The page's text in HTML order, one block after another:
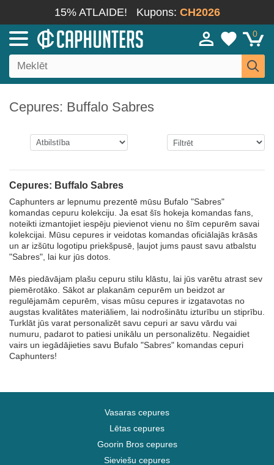
15% ATLAIDE! Kupons: CH2026
0
Cepures: Buffalo Sabres
Cepures: Buffalo Sabres
Caphunters ar lepnumu prezentē mūsu Bufalo "Sabres"
komandas cepuru kolekciju. Ja esat šīs hokeja komandas fans,
noteikti izmantojiet iespēju pievienot vienu no šīm cepurēm savai
kolekcijai. Mūsu cepures ir veidotas komandas oficiālajās krāsās
un ar izšūtu logotipu priekšpusē, ļaujot jums paust savu atbalstu
"Sabres", lai kur jūs dotos.
Mēs piedāvājam plašu cepuru stilu klāstu, lai jūs varētu atrast sev
piemērotāko. Sākot ar plakanām cepurēm un beidzot ar
regulējamām cepurēm, visas mūsu cepures ir izgatavotas no
augstas kvalitātes materiāliem, lai nodrošinātu izturību un stiprību.
Turklāt jūs varat personalizēt savu cepuri ar savu vārdu vai
numuru, padarot to patiesi unikālu un personalizētu. Negaidiet
vairs un iegādājieties savu Bufalo "Sabres" komandas cepuri
Caphunters!
Vasaras cepures
Lētas cepures
Goorin Bros cepures
Sieviešu cepures